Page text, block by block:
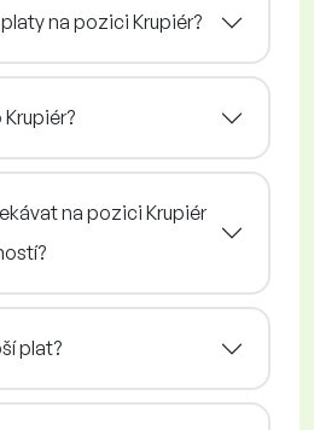
na pozici Krupiér?
na pozici Krupiér
plat?